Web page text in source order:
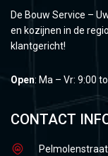
De Bouw Service –
en kozijnen in de
klantgericht!
Open: Ma – Vr: 9:00
CONTACT